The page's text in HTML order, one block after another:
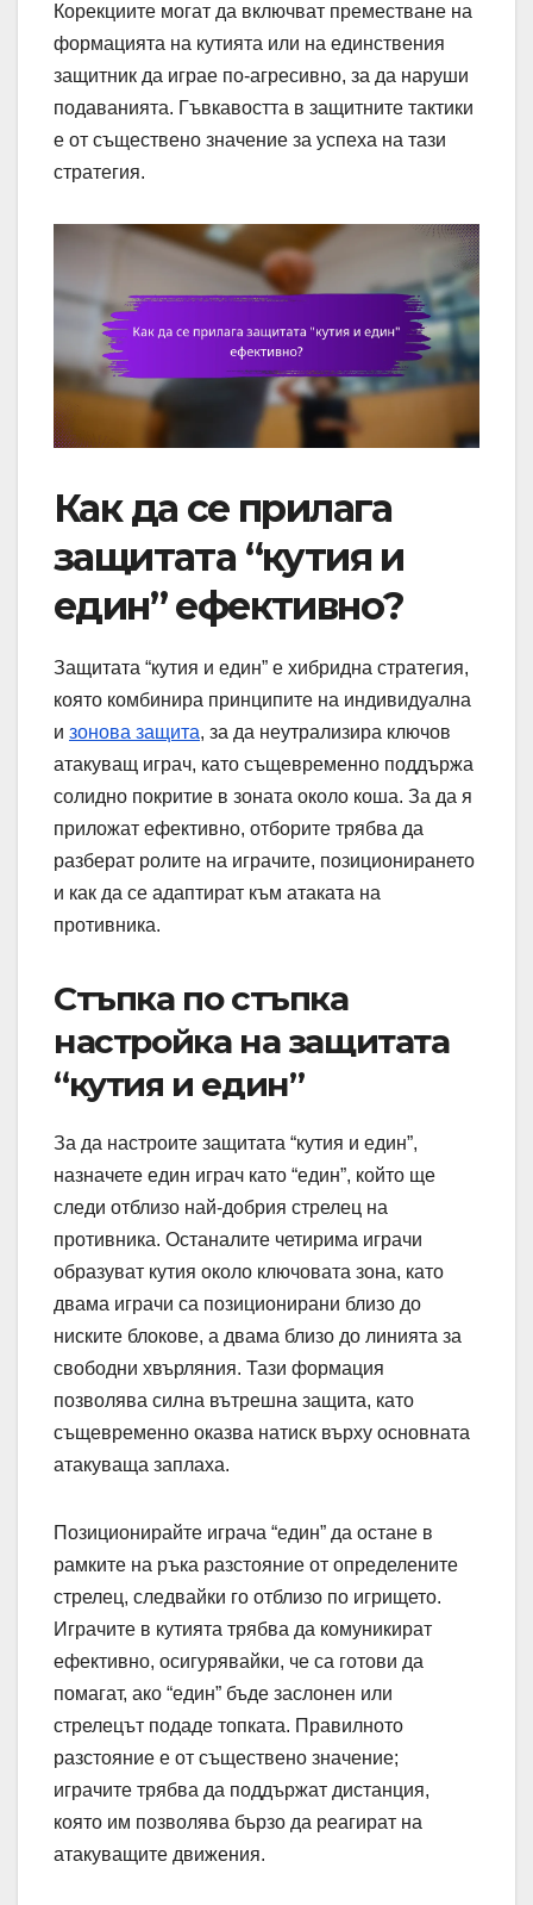
Корекциите могат да включват преместване на
формацията на кутията или на единствения
защитник да играе по-агресивно, за да наруши
подаванията. Гъвкавостта в защитните тактики
е от съществено значение за успеха на тази
стратегия.
Как да се прилага
защитата “кутия и
един” ефективно?
Защитата “кутия и един” е хибридна стратегия,
която комбинира принципите на индивидуална
и зонова защита, за да неутрализира ключов
атакуващ играч, като същевременно поддържа
солидно покритие в зоната около коша. За да я
приложат ефективно, отборите трябва да
разберат ролите на играчите, позиционирането
и как да се адаптират към атаката на
противника.
Стъпка по стъпка
настройка на защитата
“кутия и един”
За да настроите защитата “кутия и един”,
назначете един играч като “един”, който ще
следи отблизо най-добрия стрелец на
противника. Останалите четирима играчи
образуват кутия около ключовата зона, като
двама играчи са позиционирани близо до
ниските блокове, а двама близо до линията за
свободни хвърляния. Тази формация
позволява силна вътрешна защита, като
същевременно оказва натиск върху основната
атакуваща заплаха.
Позиционирайте играча “един” да остане в
рамките на ръка разстояние от определените
стрелец, следвайки го отблизо по игрището.
Играчите в кутията трябва да комуникират
ефективно, осигурявайки, че са готови да
помагат, ако “един” бъде заслонен или
стрелецът подаде топката. Правилното
разстояние е от съществено значение;
играчите трябва да поддържат дистанция,
която им позволява бързо да реагират на
атакуващите движения.